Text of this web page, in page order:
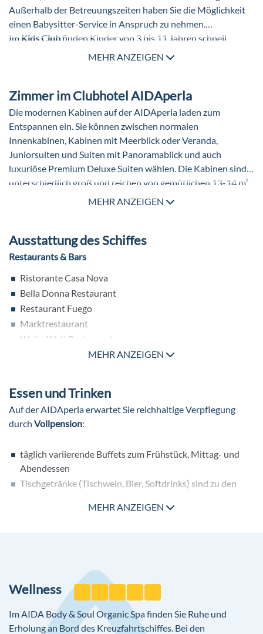
Außerhalb der Betreuungszeiten haben Sie die Möglichkeit
einen Babysitter-Service in Anspruch zu nehmen.
Im Kids Clubfinden Kinder von 3 bis 11 Jahren schnell
Anschluss und bestimmt auch neue Freunde. Hier kann bei
Clubseine Türen geöffnet. Bei altersgerechter Betreuung
wird hier die Schiffsreise zu einem einmaligen Erlebnis. Dank
eines sepertaten Kinderpools und eines eigenen Restaurants
für die kleinen Seefahrer, fühlen sich hier alle Kinder bestens
aufgehoben.
MEHR ANZEIGEN
Zimmer im Clubhotel AIDAperla
Die modernen Kabinen auf der AIDAperla laden zum
Entspannen ein. Sie können zwischen normalen
Innenkabinen, Kabinen mit Meerblick oder Veranda,
Juniorsuiten und Suiten mit Panoramablick und auch
luxuriöse Premium Deluxe Suiten wählen. Die Kabinen sind
unterschiedlich groß und reichen von gemütlichen 13-14 m²
der Innenkabinen bis hin zu großzügigen 104-148 m² der
mit Dusche und WC, ein Haartrockner, ein interaktiver TV,
ein Telefon, Poolhandtücher und ein Safe. Bei Buchung einer
z.B. ein Obstkorb und Champagner zur Begrüßung oder ein
Willkommensmenü im Gourmet Restaurant.
MEHR ANZEIGEN
Ausstattung des Schiffes
Restaurants & Bars
Ristorante Casa Nova
Bella Donna Restaurant
Restaurant Fuego
Marktrestaurant
Weite Welt Restaurant
Scharfe Ecke
East Restaurant
Gourmet Restaurant Rossini (entgeltlich)
Sushi Bar (entgeltlich)
Pier 3 Bar & Market (entgeltlich)
Weitere Ausstattung
Theater
AIDA Shop
MEHR ANZEIGEN
Essen und Trinken
Auf der AIDAperla erwartet Sie reichhaltige Verpflegung
durch Vollpension:
täglich variierende Buffets zum Frühstück, Mittag- und
Abendessen
Tischgetränke (Tischwein, Bier, Softdrinks) sind zu den
MEHR ANZEIGEN
Wellness
Im AIDA Body & Soul Organic Spa finden Sie Ruhe und
Erholung an Bord des Kreuzfahrtschiffes. Bei den